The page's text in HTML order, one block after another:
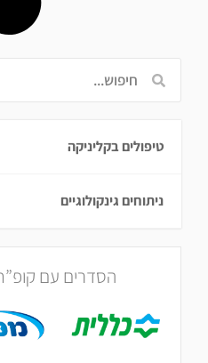
טיפולים בקליניקה
ניתוחים גינקולוגיים
הסדרים עם קופ”ח